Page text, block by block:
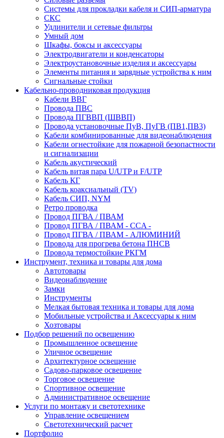
Системы для прокладки кабеля и СИП-арматура
СКС
Удлинители и сетевые фильтры
Умный дом
Шкафы, боксы и аксессуары
Электродвигатели и конденсаторы
Электроустановочные изделия и аксессуары
Элементы питания и зарядные устройства к ним
Сигнальные стойки
Кабельно-проводниковая продукция
Кабели ВВГ
Провода ПВС
Провода ПГВВП (ШВВП)
Провода установочные ПуВ, ПуГВ (ПВ1,ПВ3)
Кабели комбинированные для видеонаблюдения
Кабели огнестойкие для пожарной безопастности
и сигнализации
Кабель акустический
Кабель витая пара U/UTP и F/UTP
Кабель КГ
Кабель коаксиальный (TV)
Кабель СИП, NYM
Ретро проводка
Провод ПГВА / ПВАМ
Провод ПГВА / ПВАМ - CCA -
Провод ПГВА / ПВАМ - АЛЮМИНИЙ
Провода для прогрева бетона ПНСВ
Провода термостойкие РКГМ
Инструмент, техника и товары для дома
Автотовары
Видеонаблюдение
Замки
Инструменты
Мелкая бытовая техника и товары для дома
Мобильные устройства и Аксессуары к ним
Хозтовары
Подбор решений по освещению
Промышленное освещение
Уличное освещение
Архитектурное освещение
Садово-парковое освещение
Торговое освещение
Спортивное освещение
Административное освещение
Услуги по монтажу и светотехнике
Управление освещением
Светотехнический расчет
Портфолио